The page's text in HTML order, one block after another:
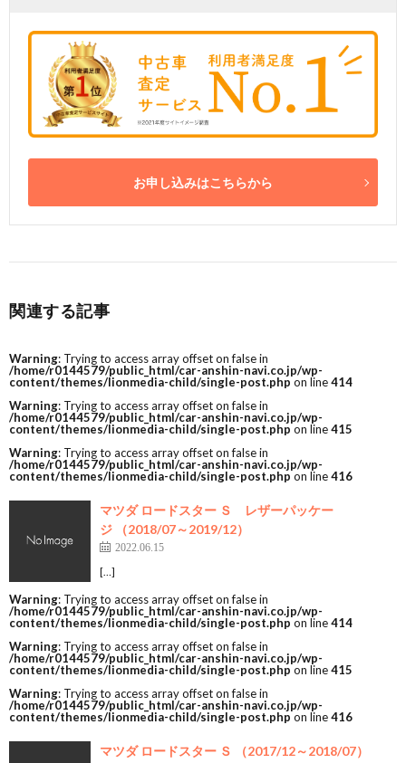
お申し込みはこちらから
関連する記事
Warning: Trying to access array offset on false in
/home/r0144579/public_html/car-anshin-navi.co.jp/wp-
content/themes/lionmedia-child/single-post.php on line414
Warning: Trying to access array offset on false in
/home/r0144579/public_html/car-anshin-navi.co.jp/wp-
content/themes/lionmedia-child/single-post.php on line415
Warning: Trying to access array offset on false in
/home/r0144579/public_html/car-anshin-navi.co.jp/wp-
content/themes/lionmedia-child/single-post.php on line416
マツダ ロードスター Ｓ レザーパッケー
ジ （2018/07～2019/12）
2022.06.15
[…]
Warning: Trying to access array offset on false in
/home/r0144579/public_html/car-anshin-navi.co.jp/wp-
content/themes/lionmedia-child/single-post.php on line414
Warning: Trying to access array offset on false in
/home/r0144579/public_html/car-anshin-navi.co.jp/wp-
content/themes/lionmedia-child/single-post.php on line415
Warning: Trying to access array offset on false in
/home/r0144579/public_html/car-anshin-navi.co.jp/wp-
content/themes/lionmedia-child/single-post.php on line416
マツダ ロードスター Ｓ （2017/12～2018/07）